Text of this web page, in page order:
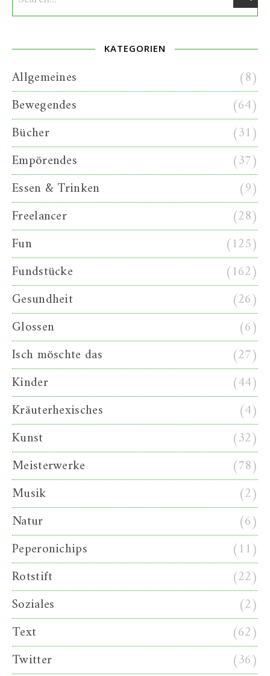
KATEGORIEN
Allgemeines
(8)
Bewegendes
(64)
Bücher
(31)
Empörendes
(37)
Essen & Trinken
(9)
Freelancer
(28)
Fun
(125)
Fundstücke
(162)
Gesundheit
(26)
Glossen
(6)
Isch möschte das
(27)
Kinder
(44)
Kräuterhexisches
(4)
Kunst
(32)
Meisterwerke
(78)
Musik
(2)
Natur
(6)
Peperonichips
(11)
Rotstift
(22)
Soziales
(2)
Text
(62)
Twitter
(36)